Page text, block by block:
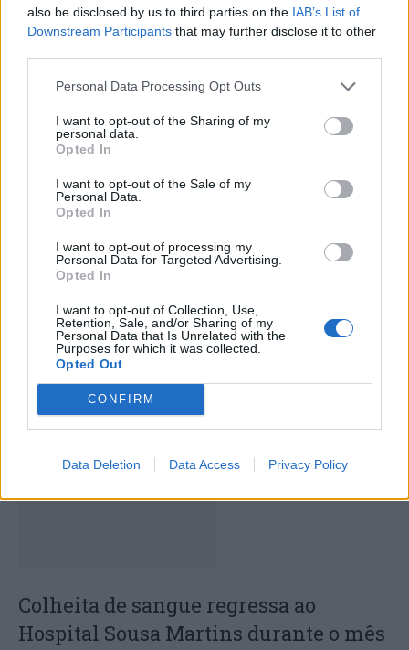
also be disclosed by us to third parties on the IAB’s List of
Downstream Participants that may further disclose it to other
Personal Data Processing Opt Outs
I want to opt-out of the Sharing of my
personal data.
Opted In
I want to opt-out of the Sale of my
Personal Data.
Opted In
I want to opt-out of processing my
Personal Data for Targeted Advertising.
Opted In
I want to opt-out of Collection, Use,
Retention, Sale, and/or Sharing of my
Personal Data that Is Unrelated with the
Purposes for which it was collected.
Opted Out
CONFIRM
Data Deletion Data Access Privacy Policy
Sinfónica da ARMAB pelo 1º lugar no
certame internacional de Valência
Capacita Jovem de Poiares aproxima
jovens ao mundo do trabalho
Colheita de sangue regressa ao
Hospital Sousa Martins durante o mês